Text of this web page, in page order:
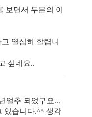
보면서 두분의 이
열심히 할렵니
싶네요..
얼추 되었구요...
있습니다.^^ 생각